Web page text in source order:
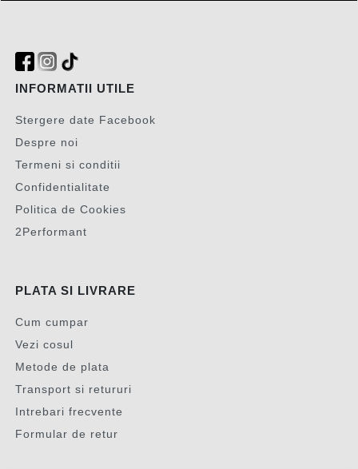
INFORMATII UTILE
Stergere date Facebook
Despre noi
Termeni si conditii
Confidentialitate
Politica de Cookies
2Performant
PLATA SI LIVRARE
Cum cumpar
Vezi cosul
Metode de plata
Transport si retururi
Intrebari frecvente
Formular de retur